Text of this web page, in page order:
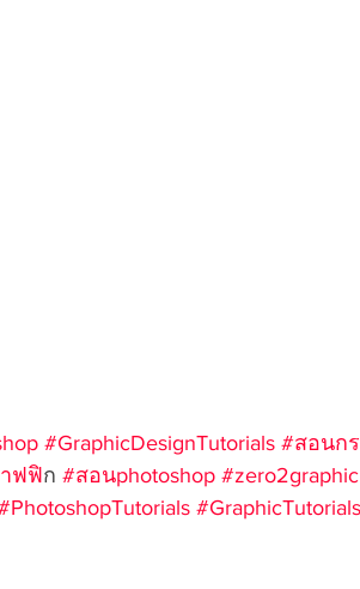
#GraphicDesignTutorials #สอนก
ฟฟิก #สอนphotoshop #zero2graphic
#GraphicTutorials